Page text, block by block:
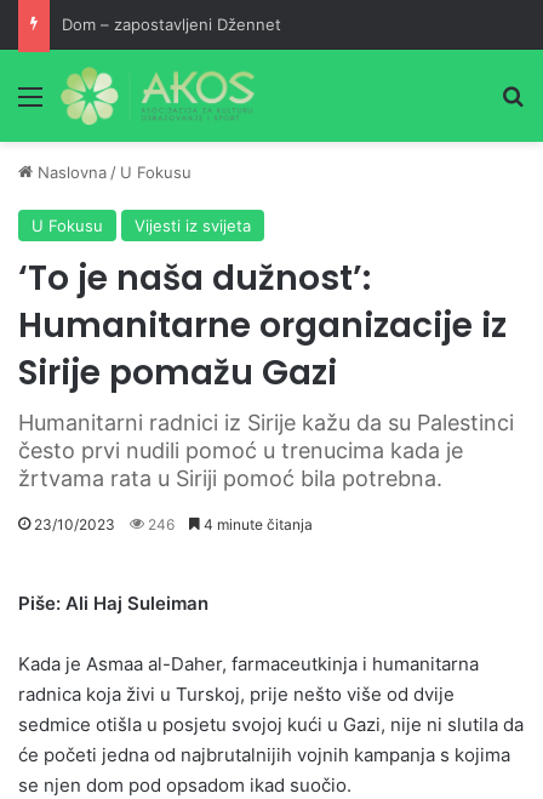
Dom – zapostavljeni Džennet
Meni
Naslovna / U Fokusu
U Fokusu Vijesti iz svijeta
‘To je naša dužnost’:
Humanitarne organizacije iz
Sirije pomažu Gazi
Humanitarni radnici iz Sirije kažu da su Palestinci
često prvi nudili pomoć u trenucima kada je
žrtvama rata u Siriji pomoć bila potrebna.
23/10/2023 246 4 minute čitanja
Piše: Ali Haj Suleiman
Kada je Asmaa al-Daher, farmaceutkinja i humanitarna
radnica koja živi u Turskoj, prije nešto više od dvije
sedmice otišla u posjetu svojoj kući u Gazi, nije ni slutila da
će početi jedna od najbrutalnijih vojnih kampanja s kojima
se njen dom pod opsadom ikad suočio.